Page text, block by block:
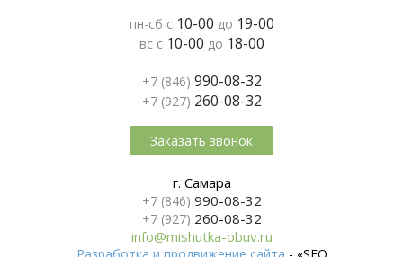
пн-сб с 10-00 до 19-00
вс с 10-00 до 18-00
+7 (846) 990-08-32
+7 (927) 260-08-32
Заказать звонок
г. Самара
+7 (846) 990-08-32
+7 (927) 260-08-32
info@mishutka-obuv.ru